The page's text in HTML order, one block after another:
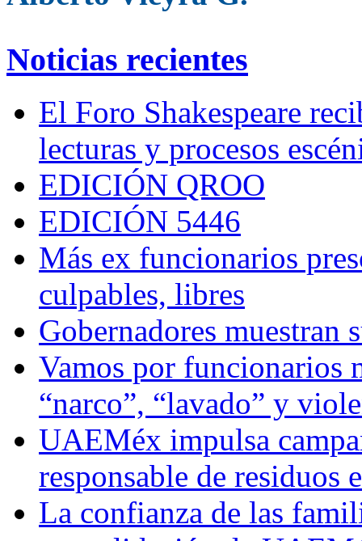
Noticias recientes
El Foro Shakespeare
lecturas y procesos
EDICIÓN QROO
EDICIÓN 5446
Más ex funcionarios
culpables, libres
Gobernadores muestran
Vamos por funcionarios
“narco”, “lavado” y
UAEMéx impulsa
responsable de residuos
La confianza de las